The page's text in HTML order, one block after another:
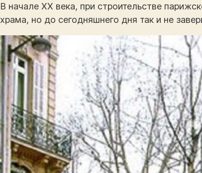
В начале XX века, при строительстве
храма, но до сегодняшнего дня так и не